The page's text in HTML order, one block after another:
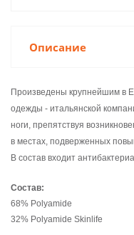
Описание
Произведены крупнейшим в
одежды - итальянской
ноги, препятствуя
в местах, подверженных
В состав входит
Состав:
68% Polyamide
32% Polyamide Skinlife